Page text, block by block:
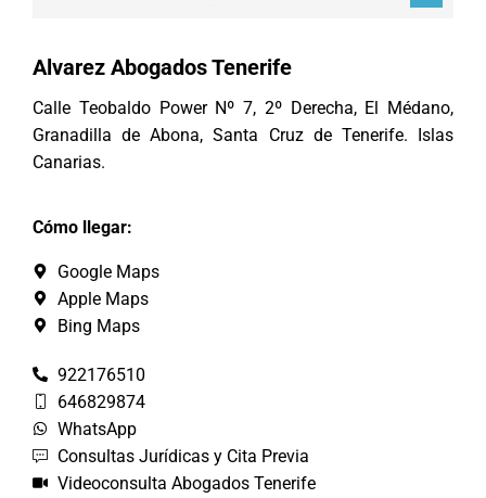
Alvarez Abogados Tenerife
Calle Teobaldo Power Nº 7, 2º Derecha, El Médano,
Granadilla de Abona, Santa Cruz de Tenerife. Islas
Canarias.
Cómo llegar:
Google Maps
Apple Maps
Bing Maps
922176510
646829874
WhatsApp
Consultas Jurídicas y Cita Previa
Videoconsulta Abogados Tenerife